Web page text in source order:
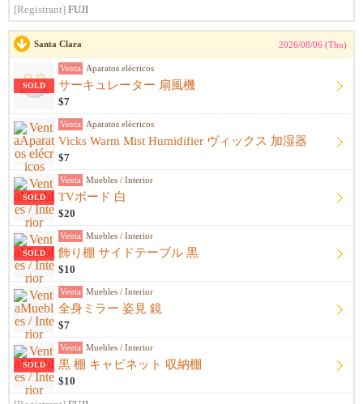
[Registrant] FUJI
Santa Clara 2026/08/06 (Thu)
SOLD
Venta Aparatos elécricos
サーキュレーター 扇風機
$7
Venta Aparatos elécricos
Vicks Warm Mist Humidifier ヴィックス 加湿器
$7
SOLD
Venta Muebles / Interior
TVボード 白
$20
SOLD
Venta Muebles / Interior
飾り棚 サイドテーブル 黒
$10
Venta Muebles / Interior
全身ミラー 姿見 鏡
$7
SOLD
Venta Muebles / Interior
黒 棚 キャビネット 収納棚
$10